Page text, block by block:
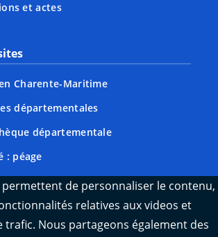
et actes
Charente-Maritime
départementales
départementale
: péage
Ré info trafic
Oléron info trafic
permettent de personnaliser le contenu,
relatives aux videos et
trafic. Nous partageons également des